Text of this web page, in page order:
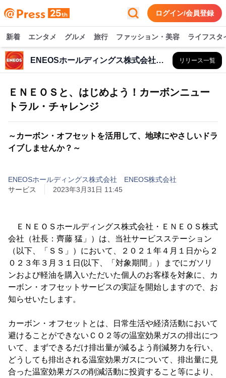
ログイン/会員登録
新着 エンタメ グルメ 旅行 ファッション・美容 ライフスタ
ENEOSホールディングス株式会社 ENEOS株式会社 リリース一覧
ＥＮＥＯＳと、はじめよう！カーボンニュー
トラル・チャレンジ
～カーボン・オフセットを活用して、地球にやさしいドラ
イブしませんか？～
ENEOSホールディングス株式会社 ENEOS株式会社
サービス
2023年3月31日 11:45
ＥＮＥＯＳホールディングス株式会社・ＥＮＥＯＳ株式
会社（社長：齊藤 猛」）は、当社サービスステーション
（以下、「ＳＳ」）において、２０２１年４月１日から２
０２３年３月３１日(以下、「対象期間」）までにガソリ
ンおよび軽油を購入いただいた個人のお客様を対象に、カ
ーボン・オフセットサービスの実証を開始しますので、お
知らせいたします。
カーボン・オフセットとは、日常生活や経済活動において
避けることができないＣＯ２等の温室効果ガスの排出につ
いて、まずできるだけ排出量が減るよう削減努力を行い、
どうしても排出される温室効果ガスについて、排出量に見
合った温室効果ガスの削減活動に投資すること等により、